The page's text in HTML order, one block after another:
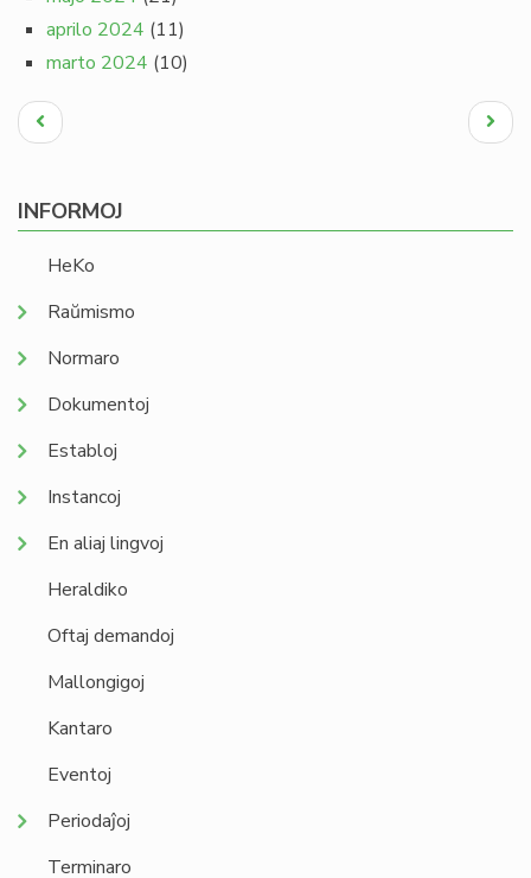
aprilo 2024 (11)
marto 2024 (10)
Pagination
Antaŭa
paĝo
Next
page
INFORMOJ
HeKo
Raŭmismo
Normaro
Dokumentoj
Establoj
Instancoj
En aliaj lingvoj
Heraldiko
Oftaj demandoj
Mallongigoj
Kantaro
Eventoj
Periodaĵoj
Terminaro